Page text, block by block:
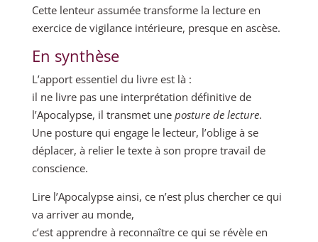
Cette lenteur assumée transforme la lecture en
exercice de vigilance intérieure, presque en ascèse.
En synthèse
L’apport essentiel du livre est là :
il ne livre pas une interprétation définitive de
l’Apocalypse, il transmet une posture de lecture.
Une posture qui engage le lecteur, l’oblige à se
déplacer, à relier le texte à son propre travail de
conscience.
Lire l’Apocalypse ainsi, ce n’est plus chercher ce qui
va arriver au monde,
c’est apprendre à reconnaître ce qui se révèle en